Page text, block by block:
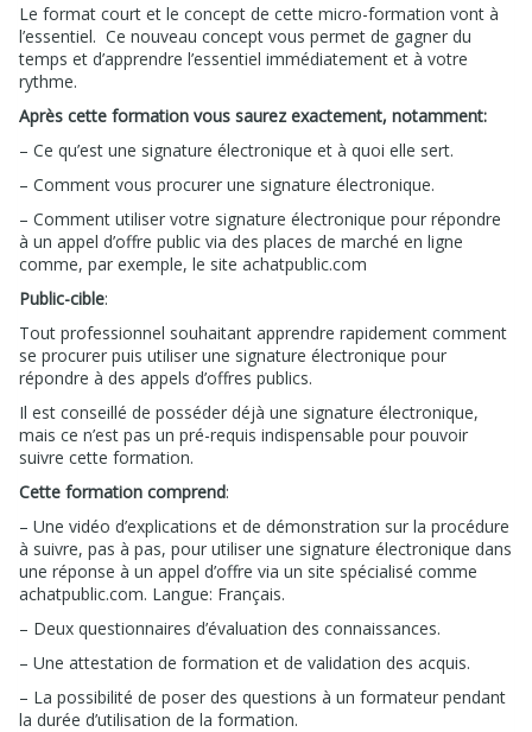
Le format court et le concept de cette micro-formation vont à
l’essentiel. Ce nouveau concept vous permet de gagner du
temps et d’apprendre l’essentiel immédiatement et à votre
rythme.
Après cette formation vous saurez exactement, notamment:
– Ce qu’est une signature électronique et à quoi elle sert.
– Comment vous procurer une signature électronique.
– Comment utiliser votre signature électronique pour répondre
à un appel d’offre public via des places de marché en ligne
comme, par exemple, le site achatpublic.com
Public-cible:
Tout professionnel souhaitant apprendre rapidement comment
se procurer puis utiliser une signature électronique pour
répondre à des appels d’offres publics.
Il est conseillé de posséder déjà une signature électronique,
mais ce n’est pas un pré-requis indispensable pour pouvoir
suivre cette formation.
Cette formation comprend:
– Une vidéo d’explications et de démonstration sur la procédure
à suivre, pas à pas, pour utiliser une signature électronique dans
une réponse à un appel d’offre via un site spécialisé comme
achatpublic.com. Langue: Français.
– Deux questionnaires d’évaluation des connaissances.
– Une attestation de formation et de validation des acquis.
– La possibilité de poser des questions à un formateur pendant
la durée d’utilisation de la formation.